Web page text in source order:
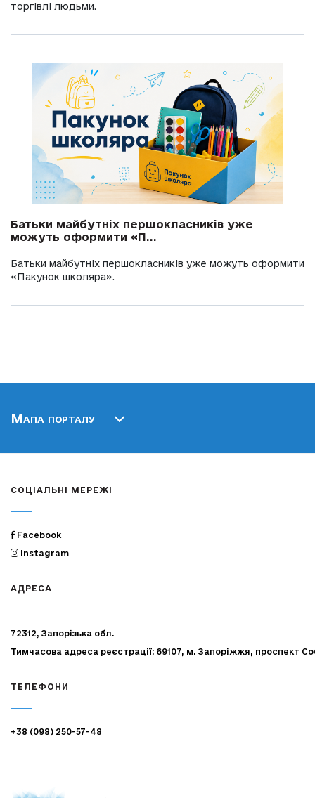
торгівлі людьми.
Батьки майбутніх першокласників уже
можуть оформити «П...
Батьки майбутніх першокласників уже можуть оформити
«Пакунок школяра».
Мапа порталу
СОЦІАЛЬНІ МЕРЕЖІ
Facebook
Instagram
АДРЕСА
72312, Запорізька обл.
Тимчасова адреса реєстрації: 69107, м. Запоріжжя, проспект
ТЕЛЕФОНИ
+38 (098) 250-57-48